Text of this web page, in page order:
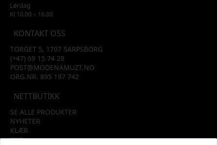
Lørdag
Kl 10.00 – 16.00
KONTAKT OSS
TORGET 5, 1707 SARPSBORG
(+47) 69 15 74 28
POST@MODENAMUZT.NO
ORG.NR. 895 197 742
NETTBUTIKK
SE ALLE PRODUKTER
NYHETER
KLÆR
SKO